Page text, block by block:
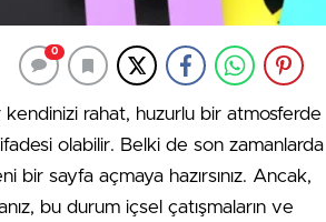
0
kendinizi rahat, huzurlu bir atmosferde
olabilir. Belki de son zamanlarda
bir sayfa açmaya hazırsınız. Ancak,
bu durum içsel çatışmaların ve